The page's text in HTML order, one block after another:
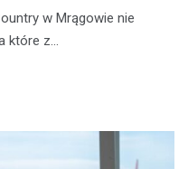
w Mrągowie nie
które z…